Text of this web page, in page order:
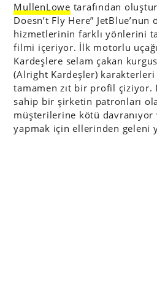
MullenLowe tarafından
Doesn’t Fly Here”
hizmetlerinin farklı yönlerini
filmi içeriyor. İlk motorlu
Kardeşlere selam çakan
(Alright Kardeşler)
tamamen zıt bir profil çiziyor.
sahip bir şirketin patronları
müşterilerine kötü davranıyor
yapmak için ellerinden geleni